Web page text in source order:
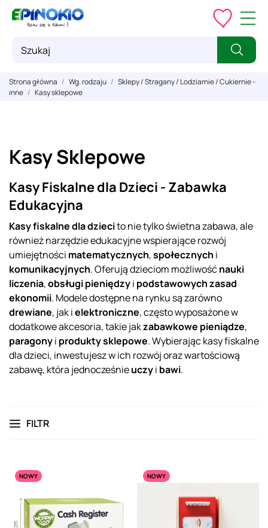
Strona główna Wg. rodzaju
Sklepy / Stragany / Lodziarnie / Cukiernie -
inne
Kasy sklepowe
Kasy Sklepowe
Kasy Fiskalne dla Dzieci - Zabawka
Edukacyjna
Kasy fiskalne dla dziecito nie tylko świetna zabawa, ale
również narzędzie edukacyjne wspierające rozwój
umiejętności matematycznych,społecznych i
komunikacyjnych. Oferują dzieciom możliwośćnauki
liczenia,obsługi pieniędzyi podstawowych zasad
ekonomii. Modele dostępne na rynku są zarówno
drewiane, jak ielektroniczne, często wyposażone w
dodatkowe akcesoria, takie jakzabawkowe pieniądze,
paragonyi produkty sklepowe. Wybierając kasy fiskalne
dla dzieci, inwestujesz w ich rozwój oraz wartościową
zabawę, która jednocześnieuczyi bawi.
FILTR
NOWY NOWY